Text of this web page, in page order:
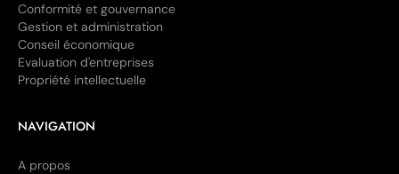
Conformité et gouvernance
Gestion et administration
Conseil économique
Evaluation d'entreprises
Propriété intellectuelle
NAVIGATION
A propos